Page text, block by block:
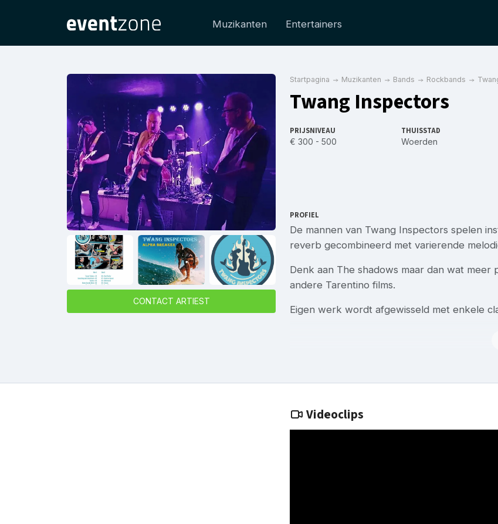
Muzikanten Entertainers
CONTACT ARTIEST
Startpagina Muzikanten Bands Rockbands
Twang Inspectors
PRIJSNIVEAU
€ 300 - 500
THUISSTAD
Woerden
PROFIEL
De mannen van Twang Inspectors spelen
reverb gecombineerd met varierende
Denk aan The shadows maar dan wat
andere Tarentino films.
Eigen werk wordt afgewisseld met enkele
Videoclips